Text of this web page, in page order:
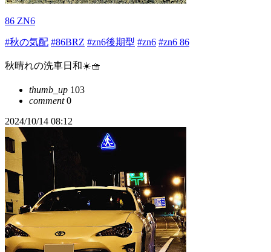
86 ZN6
#秋の気配 #86BRZ #zn6後期型 #zn6 #zn6 86
秋晴れの洗車日和☀️🧺
thumb_up 103
comment0
2024/10/14 08:12